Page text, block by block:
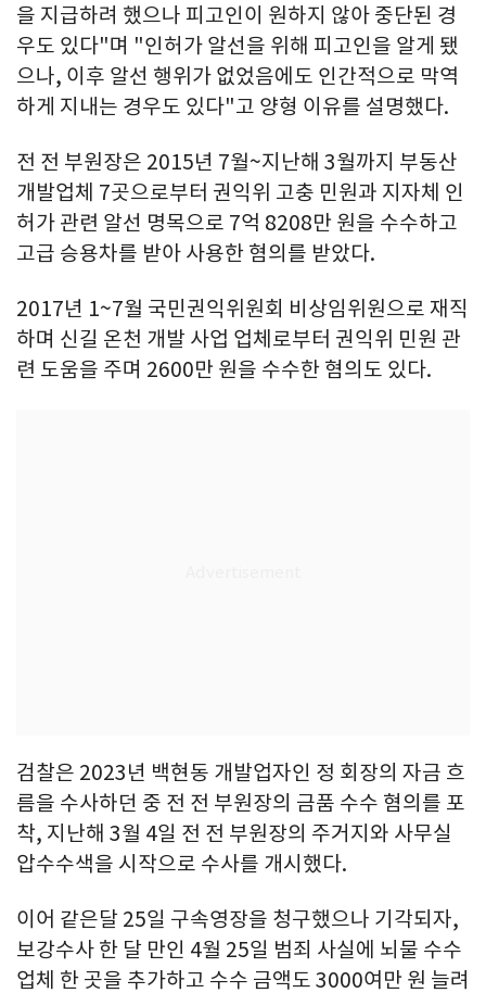
을 지급하려 했으나 피고인이 원하지 않아 중단된 경
우도 있다"며 "인허가 알선을 위해 피고인을 알게 됐
으나, 이후 알선 행위가 없었음에도 인간적으로 막역
하게 지내는 경우도 있다"고 양형 이유를 설명했다.
전 전 부원장은 2015년 7월~지난해 3월까지 부동산
개발업체 7곳으로부터 권익위 고충 민원과 지자체 인
허가 관련 알선 명목으로 7억 8208만 원을 수수하고
고급 승용차를 받아 사용한 혐의를 받았다.
2017년 1~7월 국민권익위원회 비상임위원으로 재직
하며 신길 온천 개발 사업 업체로부터 권익위 민원 관
련 도움을 주며 2600만 원을 수수한 혐의도 있다.
검찰은 2023년 백현동 개발업자인 정 회장의 자금 흐
름을 수사하던 중 전 전 부원장의 금품 수수 혐의를 포
착, 지난해 3월 4일 전 전 부원장의 주거지와 사무실
압수수색을 시작으로 수사를 개시했다.
이어 같은달 25일 구속영장을 청구했으나 기각되자,
보강수사 한 달 만인 4월 25일 범죄 사실에 뇌물 수수
업체 한 곳을 추가하고 수수 금액도 3000여만 원 늘려